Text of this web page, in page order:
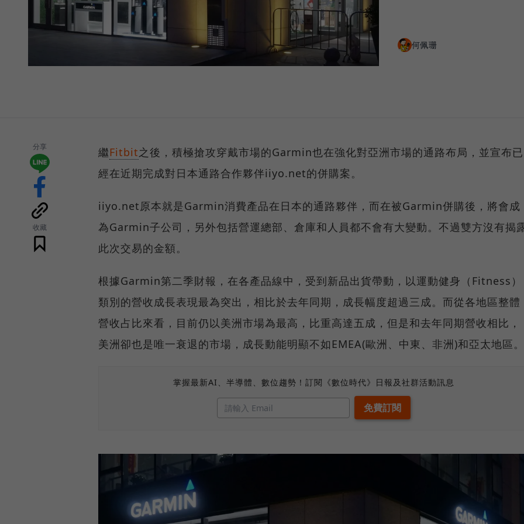
何佩珊
分享
收藏
繼Fitbit之後，積極搶攻穿戴市場的Garmin也在強化對亞洲市場的通路布局，並宣布已
經在近期完成對日本通路合作夥伴iiyo.net的併購案。
iiyo.net原本就是Garmin消費產品在日本的通路夥伴，而在被Garmin併購後，將會成
為Garmin子公司，另外包括營運總部、倉庫和人員都不會有大變動。不過雙方沒有揭
此次交易的金額。
根據Garmin第二季財報，在各產品線中，受到新品出貨帶動，以運動健身（Fitness）
類別的營收成長表現最為突出，相比於去年同期，成長幅度超過三成。而從各地區整體
營收占比來看，目前仍以美洲市場為最高，比重高達五成，但是和去年同期營收相比，
美洲卻也是唯一衰退的市場，成長動能明顯不如EMEA(歐洲、中東、非洲)和亞太地區。
掌握最新AI、半導體、數位趨勢！訂閱《數位時代》日報及社群活動訊息